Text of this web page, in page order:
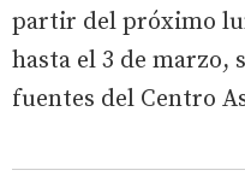
partir del próximo
hasta el 3 de marzo,
fuentes del Centro